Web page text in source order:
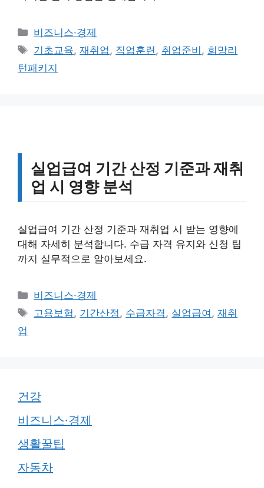
카
테
리
비즈니스·경제
태
그
기초교육,재취업, 직업훈련, 취업준비 , 희망리
턴패키지
실업급여 기간 산정 기준과 재취
업 시 영향 분석
실업급여 기간 산정 기준과 재취업 시 받는 영향에
대해 자세히 분석합니다. 수급 자격 유지와 신청 팁
까지 실무적으로 알아보세요.
카
테
비즈니스·경제
태
고용보험, 기간산정, 수급자격, 실업급여 ,재취
업
건강
비즈니스·경제
생활꿀팁
자동차